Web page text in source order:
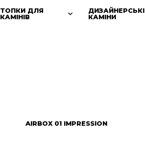
ТОПКИ ДЛЯ
КАМІНІВ
ДИЗАЙНЕРСЬКІ
КАМІНИ
AIRBOX 01 IMPRESSION